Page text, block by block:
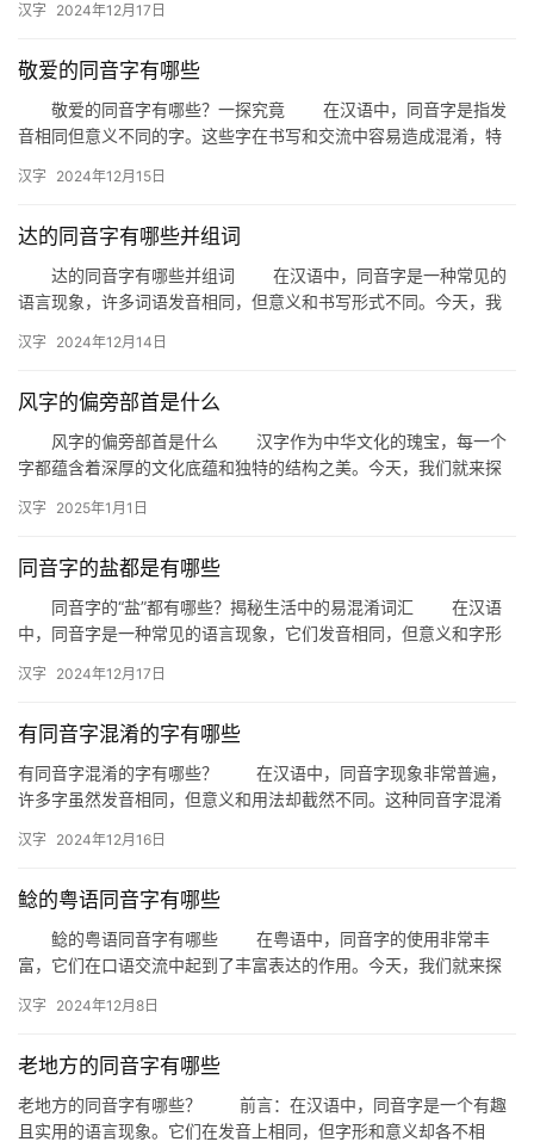
魅…
汉字 2024年12月17日
敬爱的同音字有哪些
敬爱的同音字有哪些？一探究竟 在汉语中，同音字是指发
音相同但意义不同的字。这些字在书写和交流中容易造成混淆，特
…
汉字 2024年12月15日
达的同音字有哪些并组词
达的同音字有哪些并组词 在汉语中，同音字是一种常见的
语言现象，许多词语发音相同，但意义和书写形式不同。今天，我
汉字 2024年12月14日
风字的偏旁部首是什么
风字的偏旁部首是什么 汉字作为中华文化的瑰宝，每一个
字都蕴含着深厚的文化底蕴和独特的结构之美。今天，我们就来探
似…
汉字 2025年1月1日
同音字的盐都是有哪些
同音字的“盐”都有哪些？揭秘生活中的易混淆词汇 在汉语
中，同音字是一种常见的语言现象，它们发音相同，但意义和字形
汉字 2024年12月17日
有同音字混淆的字有哪些
有同音字混淆的字有哪些？ 在汉语中，同音字现象非常普遍，
许多字虽然发音相同，但意义和用法却截然不同。这种同音字混淆
见的…
汉字 2024年12月16日
鲶的粤语同音字有哪些
鲶的粤语同音字有哪些 在粤语中，同音字的使用非常丰
富，它们在口语交流中起到了丰富表达的作用。今天，我们就来探
法…
汉字 2024年12月8日
老地方的同音字有哪些
老地方的同音字有哪些？ 前言：在汉语中，同音字是一个有趣
且实用的语言现象。它们在发音上相同，但字形和意义却各不相